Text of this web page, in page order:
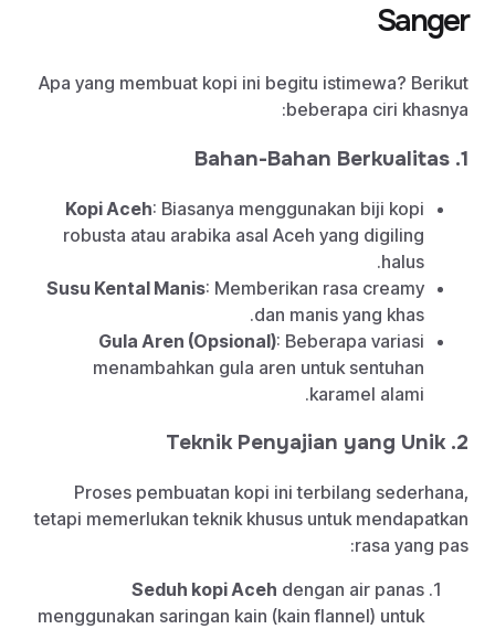
Sanger
Apa yang membuat kopi ini begitu istimewa? Berikut
beberapa ciri khasnya:
1. Bahan-Bahan Berkualitas
Kopi Aceh: Biasanya menggunakan biji kopi
robusta atau arabika asal Aceh yang digiling
halus.
Susu Kental Manis: Memberikan rasa creamy
dan manis yang khas.
Gula Aren (Opsional): Beberapa variasi
menambahkan gula aren untuk sentuhan
karamel alami.
2. Teknik Penyajian yang Unik
Proses pembuatan kopi ini terbilang sederhana,
tetapi memerlukan teknik khusus untuk mendapatkan
rasa yang pas:
Seduh kopi Aceh dengan air panas
menggunakan saringan kain (kain flannel) untuk